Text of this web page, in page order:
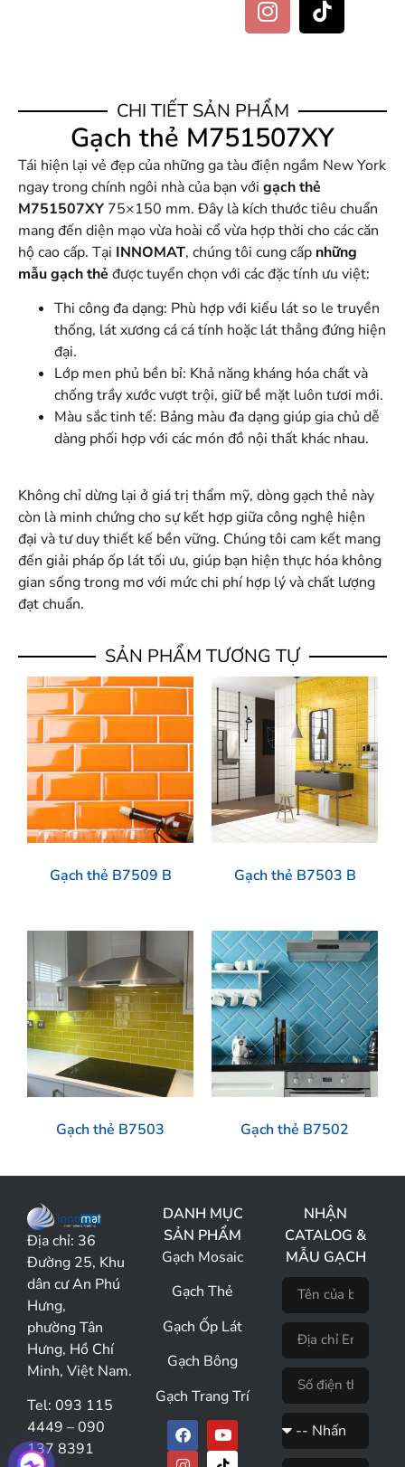
CHI TIẾT SẢN PHẨM
Gạch thẻ M751507XY
Tái hiện lại vẻ đẹp của những ga tàu điện ngầm New York
ngay trong chính ngôi nhà của bạn với gạch thẻ
M751507XY 75×150 mm. Đây là kích thước tiêu chuẩn
mang đến diện mạo vừa hoài cổ vừa hợp thời cho các căn
hộ cao cấp. Tại INNOMAT, chúng tôi cung cấp những
mẫu gạch thẻ được tuyển chọn với các đặc tính ưu việt:
Thi công đa dạng: Phù hợp với kiểu lát so le truyền
thống, lát xương cá cá tính hoặc lát thẳng đứng hiện
đại.
Lớp men phủ bền bỉ: Khả năng kháng hóa chất và
chống trầy xước vượt trội, giữ bề mặt luôn tươi mới.
Màu sắc tinh tế: Bảng màu đa dạng giúp gia chủ dễ
dàng phối hợp với các món đồ nội thất khác nhau.
Không chỉ dừng lại ở giá trị thẩm mỹ, dòng gạch thẻ này
còn là minh chứng cho sự kết hợp giữa công nghệ hiện
đại và tư duy thiết kế bền vững. Chúng tôi cam kết mang
đến giải pháp ốp lát tối ưu, giúp bạn hiện thực hóa không
gian sống trong mơ với mức chi phí hợp lý và chất lượng
đạt chuẩn.
SẢN PHẨM TƯƠNG TỰ
Gạch thẻ B7509 B Gạch thẻ B7503 B
Gạch thẻ B7503 Gạch thẻ B7502
Địa chỉ: 36
Đường 25, Khu
dân cư An Phú
Hưng,
phường Tân
Hưng, Hồ Chí
Minh, Việt Nam.
Tel: 093 115
4449 – 090
137 8391
DANH MỤC
SẢN PHẨM
Gạch Mosaic
Gạch Thẻ
Gạch Ốp Lát
Gạch Bông
Gạch Trang Trí
NHẬN
CATALOG &
MẪU GẠCH